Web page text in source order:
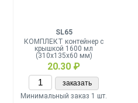
SL65
КОМПЛЕКТ контейнер с
крышкой 1600 мл
(310х135х60 мм)
20.30 ₽
заказать
Минимальный заказ 1 шт.